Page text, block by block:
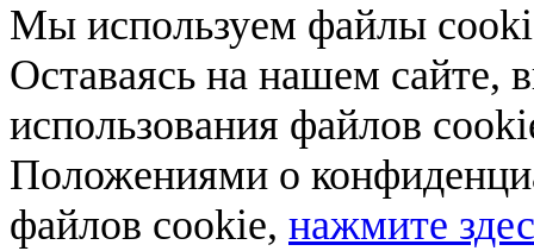
Мы используем файлы
Оставаясь на нашем сайте,
использования файлов
Положениями о
файлов cookie, нажмите